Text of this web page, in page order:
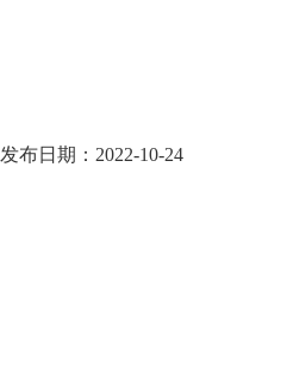
发布日期：2022-10-24